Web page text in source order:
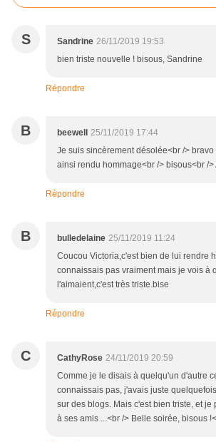
S Sandrine 26/11/2019 19:53
bien triste nouvelle ! bisous, Sandrine
Répondre
B beewell
25/11/2019 17:44
Je suis sincèrement désolée<br />
ainsi rendu hommage<br /> bisous<br />
Répondre
B bulledelaine 25/11/2019 11:24
Coucou Victoria,c'est bien de lui rendre
connaissais pas vraiment mais je vois à
l'aimaient,c'est très triste.bise
Répondre
C CathyRose 24/11/2019 20:59
Comme je le disais à quelqu'un d'autre
connaissais pas, j'avais juste
sur des blogs. Mais c'est bien triste, et je
à ses amis ...<br /> Belle soirée, bisous